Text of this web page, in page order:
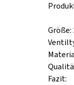
Größe:
Fazit: